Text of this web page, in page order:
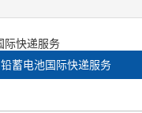
铅蓄电池国际快递服务